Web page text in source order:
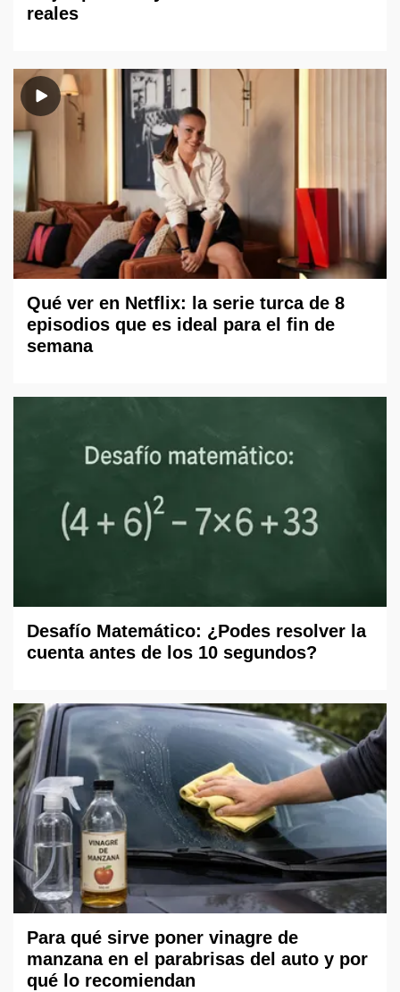
reales
Qué ver en Netflix: la serie turca de 8
episodios que es ideal para el fin de
semana
Desafío Matemático: ¿Podes resolver la
cuenta antes de los 10 segundos?
Para qué sirve poner vinagre de
manzana en el parabrisas del auto y por
qué lo recomiendan